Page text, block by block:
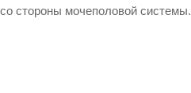
стороны мочеполовой системы.